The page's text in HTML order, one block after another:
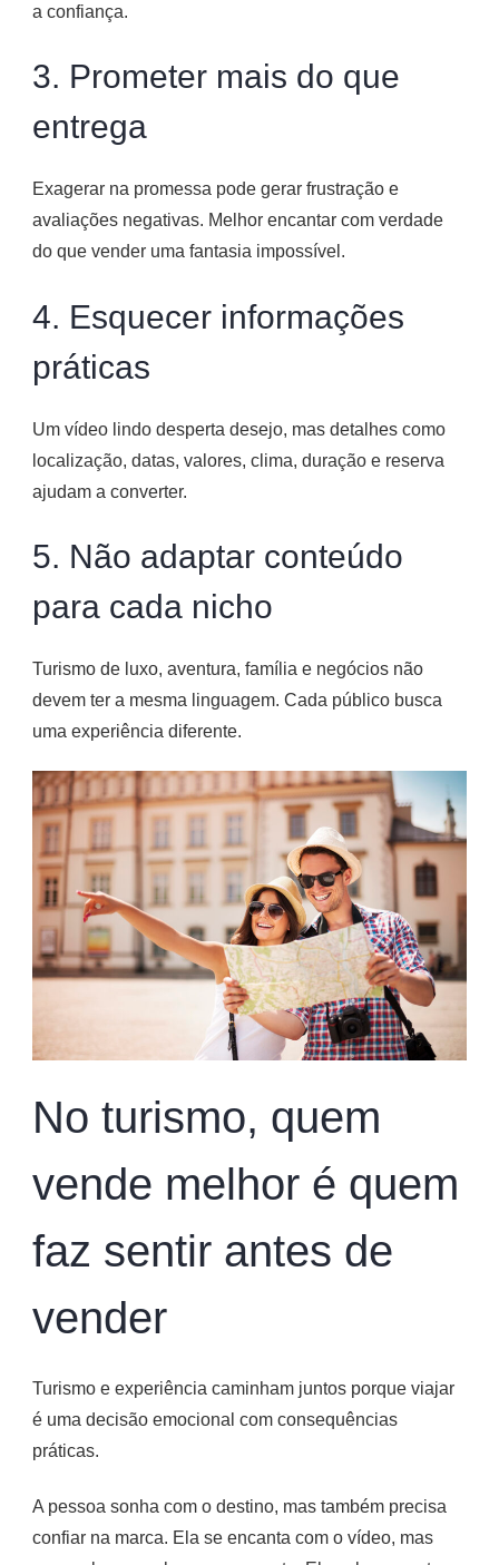
a confiança.
3. Prometer mais do que
entrega
Exagerar na promessa pode gerar frustração e
avaliações negativas. Melhor encantar com verdade
do que vender uma fantasia impossível.
4. Esquecer informações
práticas
Um vídeo lindo desperta desejo, mas detalhes como
localização, datas, valores, clima, duração e reserva
ajudam a converter.
5. Não adaptar conteúdo
para cada nicho
Turismo de luxo, aventura, família e negócios não
devem ter a mesma linguagem. Cada público busca
uma experiência diferente.
No turismo, quem
vende melhor é quem
faz sentir antes de
vender
Turismo e experiência caminham juntos porque viajar
é uma decisão emocional com consequências
práticas.
A pessoa sonha com o destino, mas também precisa
confiar na marca. Ela se encanta com o vídeo, mas